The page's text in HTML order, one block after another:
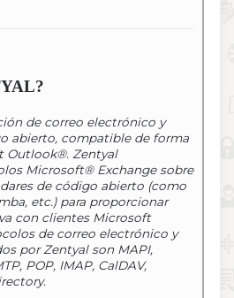
de correo electrónico y
abierto, compatible de forma
Outlook®. Zentyal
Microsoft® Exchange sobre
de código abierto (como
etc.) para proporcionar
con clientes Microsoft
de correo electrónico y
por Zentyal son MAPI,
POP, IMAP, CalDAV,